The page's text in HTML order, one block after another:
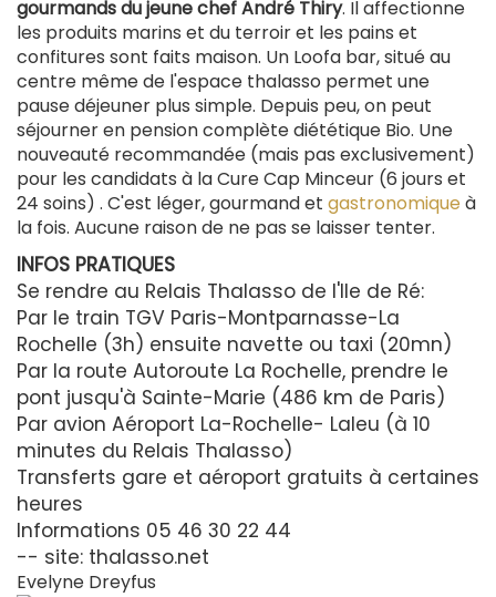
gourmands du jeune chef André Thiry. Il affectionne
les produits marins et du terroir et les pains et
confitures sont faits maison. Un Loofa bar, situé au
centre même de l'espace thalasso permet une
pause déjeuner plus simple. Depuis peu, on peut
séjourner en pension complète diététique Bio. Une
nouveauté recommandée (mais pas exclusivement)
pour les candidats à la Cure Cap Minceur (6 jours et
24 soins) . C'est léger, gourmand et gastronomique à
la fois. Aucune raison de ne pas se laisser tenter.
INFOS PRATIQUES
Se rendre au Relais Thalasso de l'Ile de Ré:
Par le train TGV Paris-Montparnasse-La
Rochelle (3h) ensuite navette ou taxi (20mn)
Par la route Autoroute La Rochelle, prendre le
pont jusqu'à Sainte-Marie (486 km de Paris)
Par avion Aéroport La-Rochelle- Laleu (à 10
minutes du Relais Thalasso)
Transferts gare et aéroport gratuits à certaines
heures
Informations 05 46 30 22 44
-- site: thalasso.net
Evelyne Dreyfus